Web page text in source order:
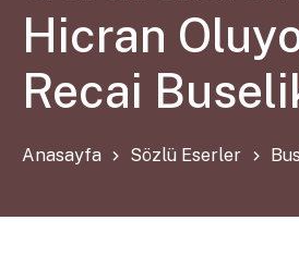
Hicran
Recai
Anasayfa Sözlü Eserler